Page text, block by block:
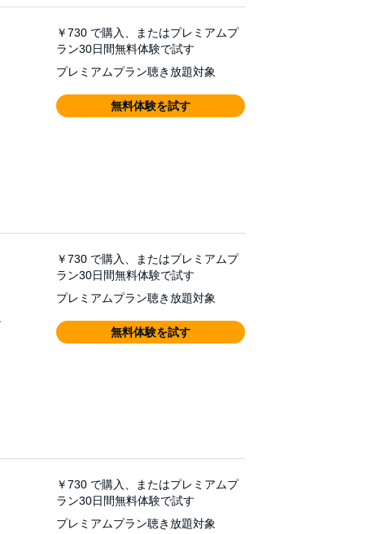
￥730 で購入、またはプレミアムプ
ラン30日間無料体験で試す
プレミアムプラン聴き放題対象
無料体験を試す
￥730 で購入、またはプレミアムプ
ラン30日間無料体験で試す
プレミアムプラン聴き放題対象
無料体験を試す
￥730 で購入、またはプレミアムプ
ラン30日間無料体験で試す
プレミアムプラン聴き放題対象